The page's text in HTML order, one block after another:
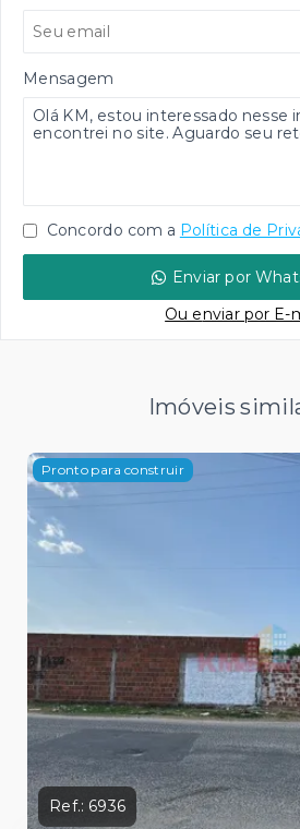
Mensagem
Concordo com a Política de
Enviar por
Ou enviar por E-
Imóveis
Pronto para construir
Ref.: 6936